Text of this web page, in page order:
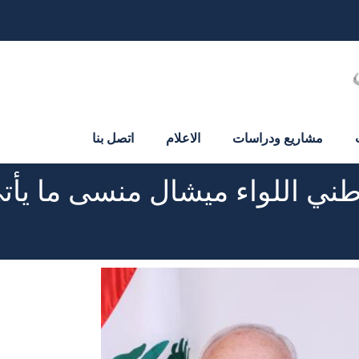
مشاريع ودراسات الاعلام اتصل بنا
اللواء ميشال منسى ما